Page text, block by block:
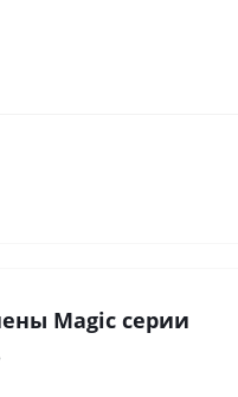
Magic серии